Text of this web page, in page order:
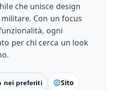
che unisce design
Con un focus
ogni
per chi cerca un look
Sito